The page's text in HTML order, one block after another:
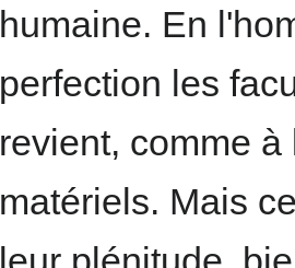
humaine. En
perfection les
revient, comme
matériels. Mais